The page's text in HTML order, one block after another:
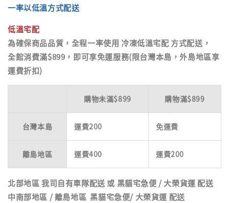
一率以低溫方式配送
低溫宅配
為確保商品品質，全程一率使用 冷凍低溫宅配 方式配送，
全館消費滿$899，即可享免運服務(限台灣本島，外島地區享
運費折扣)
購物未滿$899 購物滿$899
台灣本島 運費200 免運費
離島地區 運費400 運費200
北部地區 我司自有車隊配送 或 黑貓宅急便 / 大榮貨運 配送
中南部地區 /離島地區 黑貓宅急便/ 大榮貨運 配送